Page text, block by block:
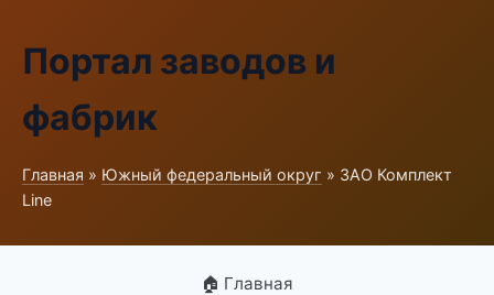
Портал заводов и
фабрик
Главная » Южный федеральный округ » ЗАО Комплект
Line
🏠 Главная